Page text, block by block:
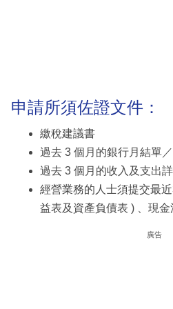
申請所須佐證文件：
繳稅建議書
過去 3 個月的銀行月結單
過去 3 個月的收入及支出
經營業務的人士須提交最
益表及資產負債表 ) 、現
廣告